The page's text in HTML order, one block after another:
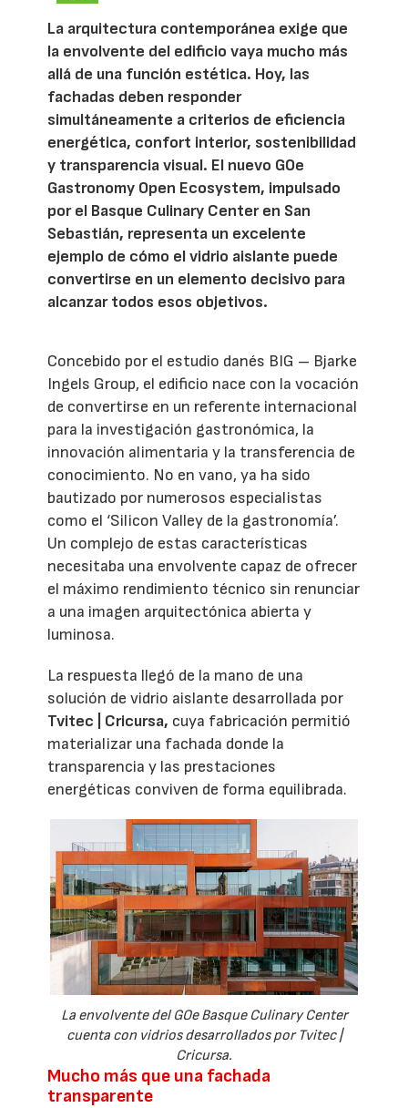
La arquitectura contemporánea exige que
la envolvente del edificio vaya mucho más
allá de una función estética. Hoy, las
fachadas deben responder
simultáneamente a criterios de eficiencia
energética, confort interior, sostenibilidad
y transparencia visual. El nuevo GOe
Gastronomy Open Ecosystem, impulsado
por el Basque Culinary Center en San
Sebastián, representa un excelente
ejemplo de cómo el vidrio aislante puede
convertirse en un elemento decisivo para
alcanzar todos esos objetivos.
Concebido por el estudio danés BIG – Bjarke
Ingels Group, el edificio nace con la vocación
de convertirse en un referente internacional
para la investigación gastronómica, la
innovación alimentaria y la transferencia de
conocimiento. No en vano, ya ha sido
bautizado por numerosos especialistas
como el ‘Silicon Valley de la gastronomía’.
Un complejo de estas características
necesitaba una envolvente capaz de ofrecer
el máximo rendimiento técnico sin renunciar
a una imagen arquitectónica abierta y
luminosa.
La respuesta llegó de la mano de una
solución de vidrio aislante desarrollada por
Tvitec | Cricursa, cuya fabricación permitió
materializar una fachada donde la
transparencia y las prestaciones
energéticas conviven de forma equilibrada.
La envolvente del GOe Basque Culinary Center
cuenta con vidrios desarrollados por Tvitec |
Cricursa.
Mucho más que una fachada
transparente